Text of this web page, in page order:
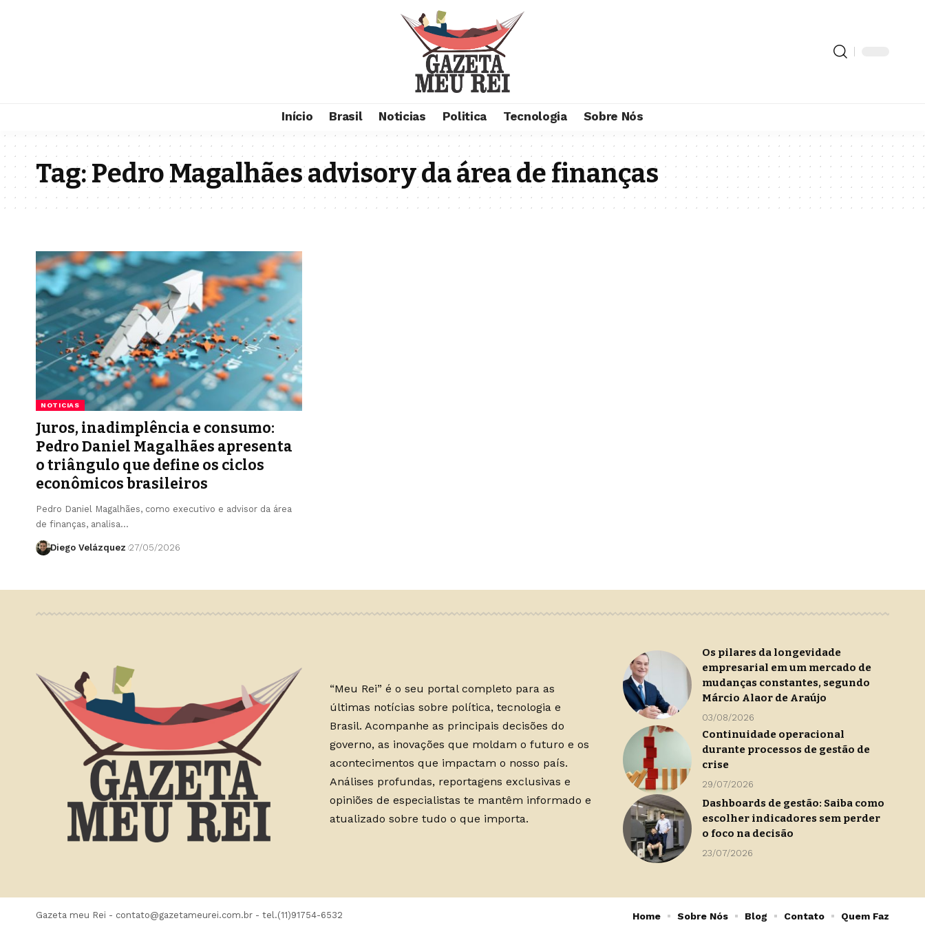
Início Brasil Noticias Politica Tecnologia Sobre Nós
Tag:Pedro Magalhães advisory da área de finanças
NOTICIAS
Juros, inadimplência e consumo:
Pedro Daniel Magalhães apresenta
o triângulo que define os ciclos
econômicos brasileiros
Pedro Daniel Magalhães, como executivo e advisor da área
de finanças, analisa…
Diego Velázquez 27/05/2026
“Meu Rei” é o seu portal completo para as
últimas notícias sobre política, tecnologia e
Brasil. Acompanhe as principais decisões do
governo, as inovações que moldam o futuro e os
acontecimentos que impactam o nosso país.
Análises profundas, reportagens exclusivas e
opiniões de especialistas te mantêm informado e
atualizado sobre tudo o que importa.
Os pilares da longevidade
empresarial em um mercado de
mudanças constantes, segundo
Márcio Alaor de Araújo
03/08/2026
Continuidade operacional
durante processos de gestão de
crise
29/07/2026
Dashboards de gestão: Saiba como
escolher indicadores sem perder
o foco na decisão
23/07/2026
Gazeta meu Rei - contato@gazetameurei.com.br - tel.(11)91754-6532 Home Sobre Nós Blog Contato Quem Faz